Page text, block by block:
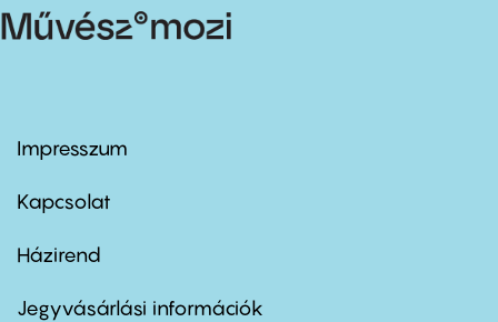
Footer
first
Impresszum
Kapcsolat
Footer
second
Házirend
Jegyvásárlási információk